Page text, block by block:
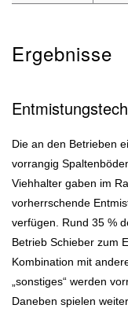
Ergebnisse
Die an den Betrieben
vorrangig
Viehhalter gaben im
vorherrschende
verfügen. Rund 35 %
Betrieb Schieber zum
Kombination mit
„sonstiges“ werden
Daneben spielen